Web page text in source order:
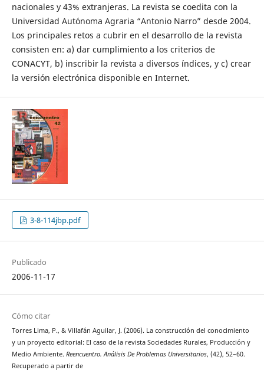
nacionales y 43% extranjeras. La revista se coedita con la
Universidad Autónoma Agraria “Antonio Narro” desde 2004.
Los principales retos a cubrir en el desarrollo de la revista
consisten en: a) dar cumplimiento a los criterios de
CONACYT, b) inscribir la revista a diversos índices, y c) crear
la versión electrónica disponible en Internet.
3-8-114jbp.pdf
Publicado
2006-11-17
Cómo citar
Torres Lima, P., & Villafán Aguilar, J. (2006). La construcción del conocimiento
y un proyecto editorial: El caso de la revista Sociedades Rurales, Producción y
Medio Ambiente. Reencuentro. Análisis De Problemas Universitarios, (42), 52–60.
Recuperado a partir de